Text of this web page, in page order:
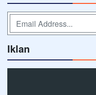
Iklan